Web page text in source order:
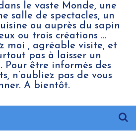
le vaste Monde, une
salle de spectacles, un
ou auprès du sapin
ou trois créations …
moi , agréable visite, et
pas à laisser un
Pour être informés des
n’oubliez pas de vous
A bientôt.